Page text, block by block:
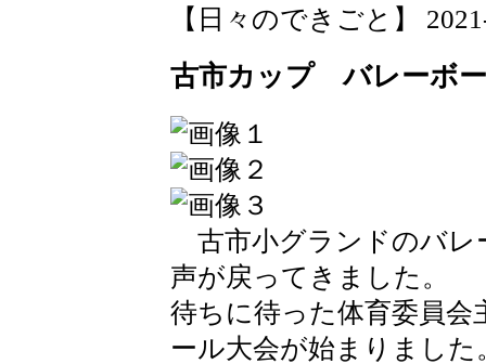
【日々のできごと】
古市カップ バレーボ
古市小グランドのバレ
声が戻ってきました。
待ちに待った体育委員
ール大会が始まりました